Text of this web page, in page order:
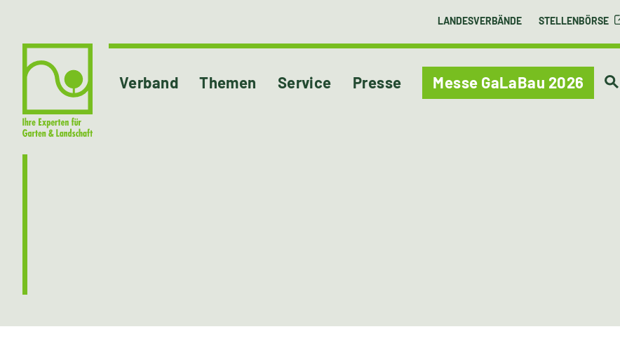
LANDESVERBÄNDE STELLENBÖRSE
Verband Themen Service Presse Messe GaLaBau 2026